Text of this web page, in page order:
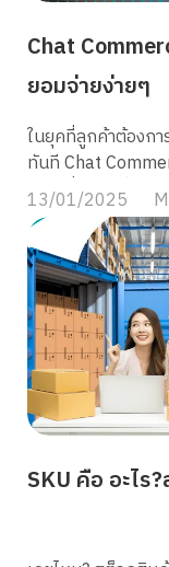
Chat
ยอมจ่ายง่ายๆ
ในยุคที่ลูกค้าต้องก
ทันที Chat
เป็นหนึ่งในเครื่องมื
บน LINE,
Instagram Direct
เพิ่มยอดขาย แต่ยัง
อีกด้วย ในบทความ
ขายผ่านทางแชทกล
การดึงดูดลูกค้าให้
อะไร? คือการขายสิ
ออนไลน์ที่เน้นการ
Facebook
ทำให้กระบวนการซื้
ง่ายดายและเป็น
13/01/2025
SKU คือ อะไร